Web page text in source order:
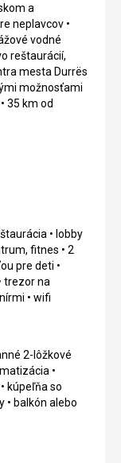
a
neplavcov •
vodné
reštaurácií,
mesta Durrës
možnosťami
35 km od
• lobby
fitnes • 2
pre deti •
trezor na
• wifi
2-lôžkové
•
kúpeľňa so
• balkón alebo